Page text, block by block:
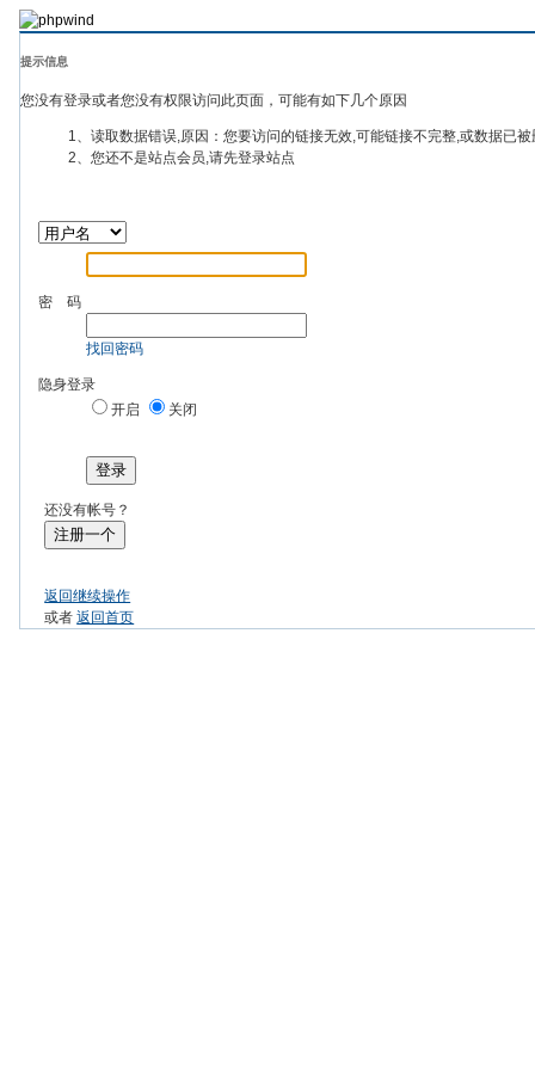
提示信息
您没有登录或者您没有权限访问此页面，可能有如下几个原因
1、读取数据错误,原因：您要访问的链接无效,可能链接不完整,或数据已
2、您还不是站点会员,请先登录站点
密 码
找回密码
隐身登录
开启
关闭
登录
还没有帐号？
注册一个
返回继续操作
或者返回首页